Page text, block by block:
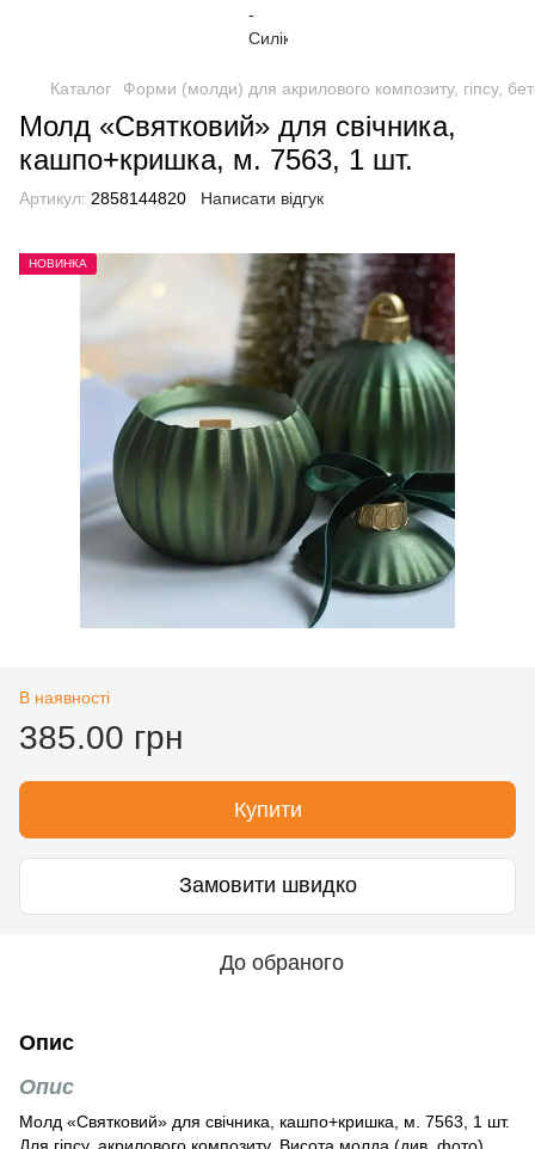
Каталог Форми (молди) для акрилового композиту, гіпсу,
Молд «Святковий» для свічника,
кашпо+кришка, м. 7563, 1 шт.
Артикул: 2858144820 Написати відгук
НОВИНКА
В наявності
385.00 грн
Купити
Замовити швидко
До обраного
Опис
Опис
Молд «Святковий» для свічника, кашпо+кришка, м. 7563, 1 шт.